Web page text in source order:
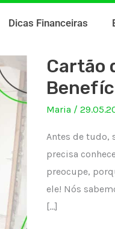
Dicas Financeiras
Cartão
Maria /
Antes de tudo,
precisa
preocupe,
ele! Nós
[…]